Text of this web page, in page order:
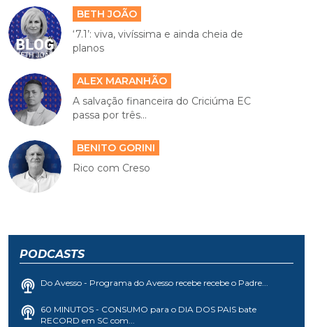
BETH JOÃO
‘7.1’: viva, vivíssima e ainda cheia de
planos
ALEX MARANHÃO
A salvação financeira do Criciúma EC
passa por três...
BENITO GORINI
Rico com Creso
PODCASTS
Do Avesso - Programa do Avesso recebe recebe o Padre...
60 MINUTOS - CONSUMO para o DIA DOS PAIS bate
RECORD em SC com...